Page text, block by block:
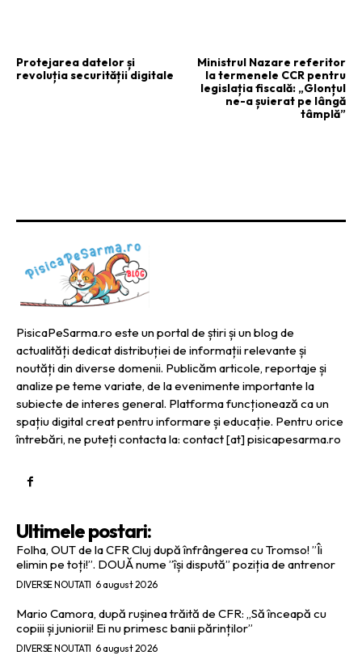
Protejarea datelor și
revoluția securității digitale
Ministrul Nazare referitor
la termenele CCR pentru
legislația fiscală: „Glonțul
ne-a șuierat pe lângă
tâmplă”
PisicaPeSarma.ro este un portal de știri și un blog de
actualități dedicat distribuției de informații relevante și
noutăți din diverse domenii. Publicăm articole, reportaje și
analize pe teme variate, de la evenimente importante la
subiecte de interes general. Platforma funcționează ca un
spațiu digital creat pentru informare și educație. Pentru orice
întrebări, ne puteți contacta la: contact [at] pisicapesarma.ro
Ultimele postari:
Folha, OUT de la CFR Cluj după înfrângerea cu Tromso! ”Îi
elimin pe toți!”. DOUĂ nume ”își dispută” poziția de antrenor
DIVERSE NOUTATI 6 august 2026
Mario Camora, după rușinea trăită de CFR: „Să înceapă cu
copiii și juniorii! Ei nu primesc banii părinților”
DIVERSE NOUTATI 6 august 2026